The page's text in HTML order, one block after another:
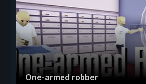
One-armed robber